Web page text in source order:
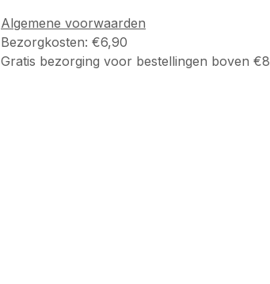
Algemene voorwaarden
Bezorgkosten: €6,90
Gratis bezorging voor bestellingen boven